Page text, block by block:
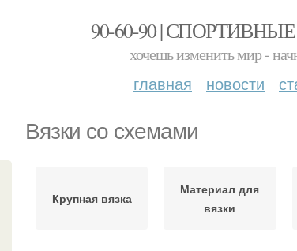
90-60-90 |
хочешь изменить мир -
главная новости
Вязки со схемами
Крупная вязка
Материал для
вязки